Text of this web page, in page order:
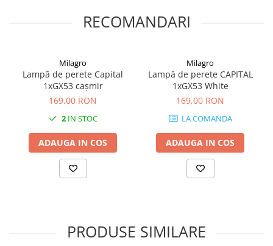
RECOMANDARI
Milagro
Lampă de perete Capital
1xGX53 cașmir
169,00 RON
2IN STOC
ADAUGA IN COS
Milagro
Lampă de perete CAPITAL
1xGX53 White
169,00 RON
LA COMANDA
ADAUGA IN COS
PRODUSE SIMILARE